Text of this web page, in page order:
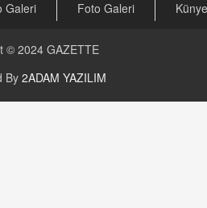
Suriye
YORUMU
| 22 Kasım 2024: Koç,
Galeri Foto Galeri Künye
© 2024 GAZETTE
By 2ADAM YAZILIM